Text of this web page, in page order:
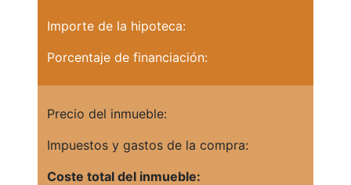
Importe de la hipoteca:
Porcentaje de financiación:
Precio del inmueble:
Impuestos y gastos de la compra:
Coste total del inmueble: